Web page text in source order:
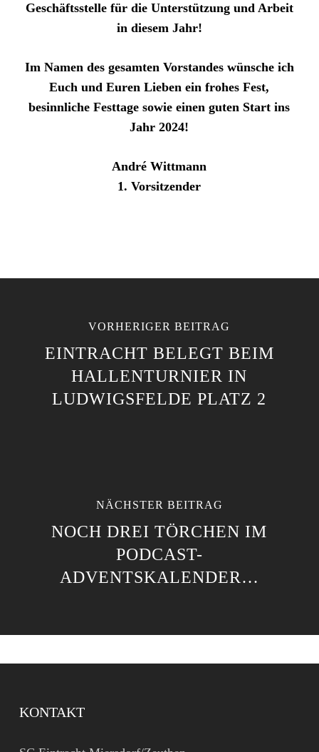
Geschäftsstelle für die Unterstützung und Arbeit
in diesem Jahr!
Im Namen des gesamten Vorstandes wünsche ich
Euch und Euren Lieben ein frohes Fest,
besinnliche Festtage sowie einen guten Start ins
Jahr 2024!
André Wittmann
1. Vorsitzender
VORHERIGER BEITRAG
EINTRACHT BELEGT BEIM
HALLENTURNIER IN
LUDWIGSFELDE PLATZ 2
NÄCHSTER BEITRAG
NOCH DREI TÖRCHEN IM
PODCAST-
ADVENTSKALENDER…
KONTAKT